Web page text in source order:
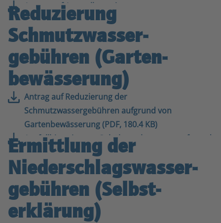
Antrag auf Ausstellung eines
Kanalanschlussscheines (PDF, 179.8 KB)
Reduzierung
Schmutzwasser­­
gebühren (Garten­­
bewässerung)
Antrag auf Reduzierung der
Schmutzwassergebühren aufgrund von
Gartenbewässerung (PDF, 180.4 KB)
Ausfüllhinweise zur Gebührenabsetzung aufgrund
von Gartenbewässerung (PDF, 235.0 KB)
Ermittlung der
Niederschlagswasser­­
gebühren (Selbst­
erklärung)